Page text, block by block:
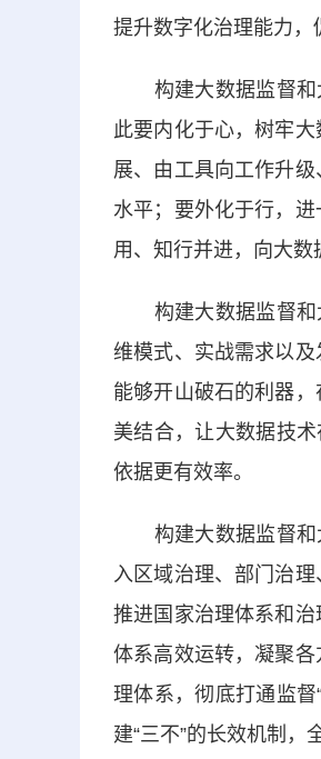
提升数字化治理能力，
构建大数据监督和大
此要内化于心，树牢
展、由工具向工作升
水平；要外化于行，
用、知行并进，向大数
构建大数据监督和大
维模式、实战需求以
能够开山破石的利器
美结合，让大数据技
依据更有效率。
构建大数据监督和大
入区域治理、部门治
推进国家治理体系和
体系高效运转，凝聚
理体系，彻底打通监
建“三不”的长效机制，